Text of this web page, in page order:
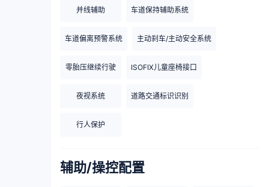
并线辅助 车道保持辅助系统
车道偏离预警系统 主动刹车/主动安全系统
零胎压继续行驶 ISOFIX儿童座椅接口
夜视系统 道路交通标识识别
行人保护
辅助/操控配置